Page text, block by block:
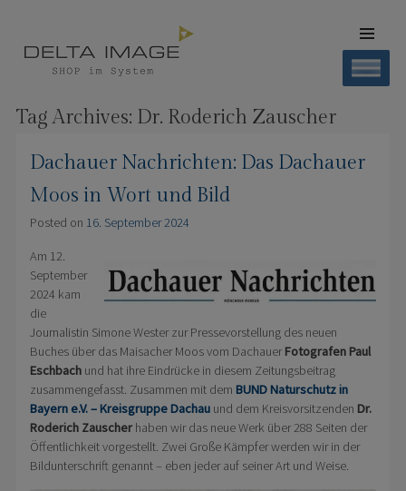
CONTENT
Tag Archives: Dr. Roderich Zauscher
Dachauer Nachrichten: Das Dachauer
Moos in Wort und Bild
Posted on 16. September 2024
Am 12.
September
2024 kam
die
Journalistin Simone Wester zur Pressevorstellung des neuen
Buches über das Maisacher Moos vom DachauerFotografen Paul
Eschbachund hat ihre Eindrücke in diesem Zeitungsbeitrag
zusammengefasst. Zusammen mit dem BUND Naturschutz in
Bayern e.V. – Kreisgruppe Dachauund dem Kreisvorsitzenden Dr.
Roderich Zauscherhaben wir das neue Werk über 288 Seiten der
Öffentlichkeit vorgestellt. Zwei Große Kämpfer werden wir in der
Bildunterschrift genannt – eben jeder auf seiner Art und Weise.